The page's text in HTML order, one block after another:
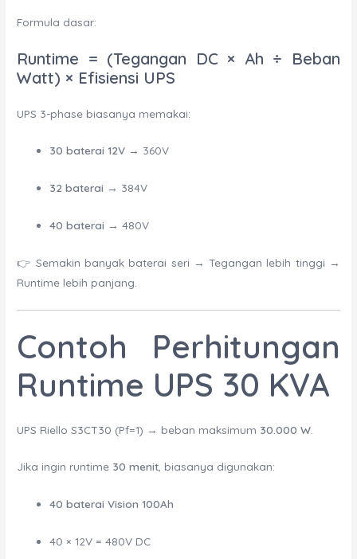
Formula dasar:
Runtime = (Tegangan DC × Ah ÷ Beban
Watt) × Efisiensi UPS
UPS 3-phase biasanya memakai:
30 baterai 12V → 360V
32 baterai → 384V
40 baterai → 480V
👉 Semakin banyak baterai seri → Tegangan lebih tinggi →
Runtime lebih panjang.
Contoh Perhitungan
Runtime UPS 30 KVA
UPS Riello S3CT30 (Pf=1) → beban maksimum 30.000 W
Jika ingin runtime 30 menit , biasanya digunakan:
40 baterai Vision 100Ah
40 × 12V = 480V DC